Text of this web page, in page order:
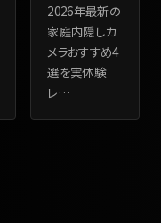
2026年最新の
家庭内隠しカ
メラおすすめ4
選を実体験
レ…